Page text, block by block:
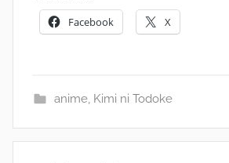
Facebook X
anime, Kimi ni Todoke